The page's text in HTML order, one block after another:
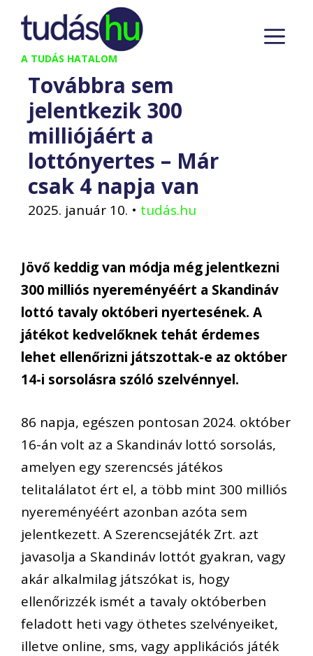
Kilépés
tartalomba
A TUDÁS HATALOM
Továbbra sem
jelentkezik 300
milliójáért a
lottónyertes – Már
csak 4 napja van
2025. január 10. • tudás.hu
Jövő keddig van módja még jelentkezni
300 milliós nyereményéért a Skandináv
lottó tavaly októberi nyertesének. A
játékot kedvelőknek tehát érdemes
lehet ellenőrizni játszottak-e az október
14-i sorsolásra szóló szelvénnyel.
86 napja, egészen pontosan 2024. október
16-án volt az a Skandináv lottó sorsolás,
amelyen egy szerencsés játékos
telitalálatot ért el, a több mint 300 milliós
nyereményéért azonban azóta sem
jelentkezett. A Szerencsejáték Zrt. azt
javasolja a Skandináv lottót gyakran, vagy
akár alkalmilag játszókat is, hogy
ellenőrizzék ismét a tavaly októberben
feladott heti vagy öthetes szelvényeiket,
illetve online, sms, vagy applikációs játék